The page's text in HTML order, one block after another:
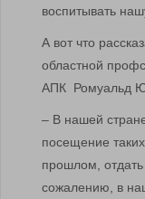
воспитывать
А вот что
областной
АПК Ромуальд
– В нашей
посещение
прошлом,
сожалению, в